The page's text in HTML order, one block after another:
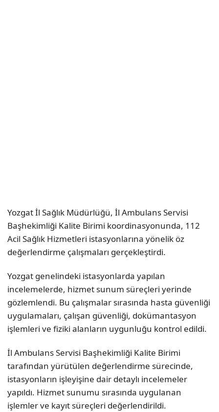
Yozgat İl Sağlık Müdürlüğü, İl Ambulans Servisi
Başhekimliği Kalite Birimi koordinasyonunda, 112
Acil Sağlık Hizmetleri istasyonlarına yönelik öz
değerlendirme çalışmaları gerçekleştirdi.
Yozgat genelindeki istasyonlarda yapılan
incelemelerde, hizmet sunum süreçleri yerinde
gözlemlendi. Bu çalışmalar sırasında hasta güvenliği
uygulamaları, çalışan güvenliği, dokümantasyon
işlemleri ve fiziki alanların uygunluğu kontrol edildi.
İl Ambulans Servisi Başhekimliği Kalite Birimi
tarafından yürütülen değerlendirme sürecinde,
istasyonların işleyişine dair detaylı incelemeler
yapıldı. Hizmet sunumu sırasında uygulanan
işlemler ve kayıt süreçleri değerlendirildi.